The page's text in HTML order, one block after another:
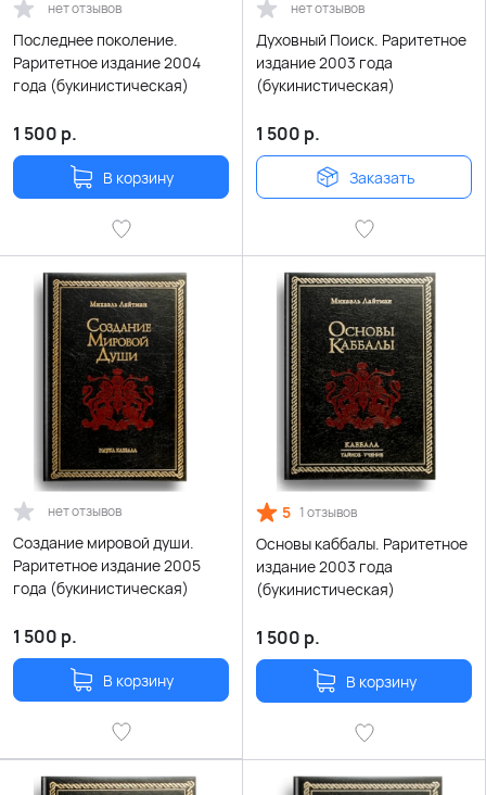
нет отзывов
Последнее поколение.
Раритетное издание 2004
года (букинистическая)
1 500 р.
В корзину
нет отзывов
Духовный Поиск. Раритетное
издание 2003 года
(букинистическая)
1 500 р.
Заказать
нет отзывов
Создание мировой души.
Раритетное издание 2005
года (букинистическая)
1 500 р.
В корзину
5 1 отзывов
Основы каббалы. Раритетное
издание 2003 года
(букинистическая)
1 500 р.
В корзину